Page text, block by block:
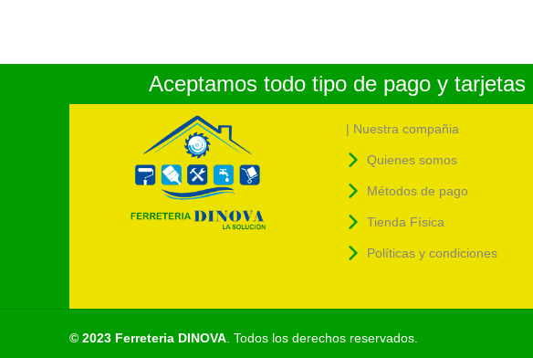
Aceptamos todo tipo de pago y tarjetas
| Nuestra compañia
Quienes somos
Métodos de pago
Tienda Física
Políticas y condiciones
© 2023 Ferreteria DINOVA . Todos los derechos reservados.